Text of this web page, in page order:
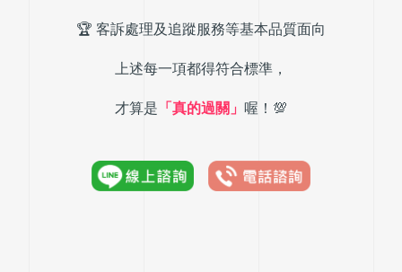
🏆 客訴處理及追蹤服務等基本品質面向
上述每一項都得符合標準，
才算是 「真的過關」 喔！💯